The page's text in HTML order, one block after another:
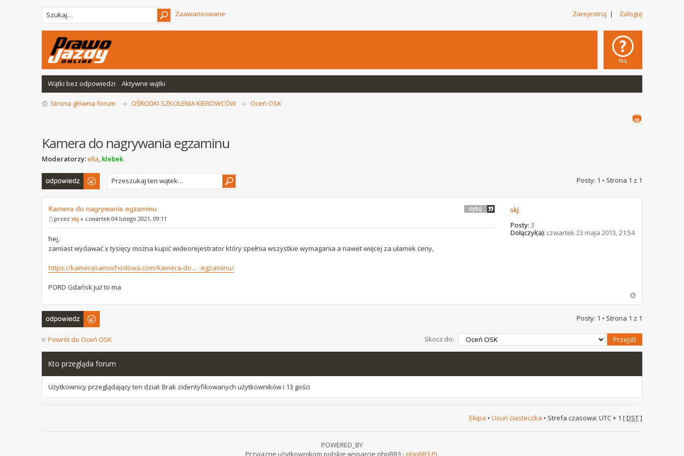
Zarejestruj | Zaloguj
Zaawansowane
faq
Wątki bez odpowiedzi Aktywne wątki
Strona główna forum OŚRODKI SZKOLENIA KIEROWCÓW Oceń OSK
Kamera do nagrywania egzaminu
Moderatorzy:ella, klebek
Odpowiedz Posty: 1 • Strona 1 z 1
Kamera do nagrywania egzaminu
przez skj » czwartek 04 lutego 2021, 09:11
hej,
zamiast wydawać x tysięcy można kupić wideorejestrator który spełnia wszystkie wymagania a nawet więcej za ułamek ceny,
https://kamerasamochodowa.com/kamera-do ... -egzaminu/
PORD Gdańsk już to ma
skj
Posty: 3
Dołączył(a): czwartek 23 maja 2013, 21:54
Odpowiedz
Posty: 1 • Strona 1 z 1
Powrót do Oceń OSK Skocz do:
Kto przegląda forum
Użytkownicy przeglądający ten dział: Brak zidentyfikowanych użytkowników i 13 gości
Ekipa • Usuń ciasteczka • Strefa czasowa: UTC + 1 [DST]
POWERED_BY
Przyjazne użytkownikom polskie wsparcie phpBB3 -phpBB3.PL